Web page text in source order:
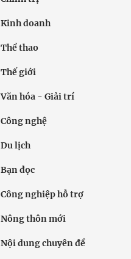
Kinh doanh
Thể thao
Thế giới
Văn hóa - Giải trí
Công nghệ
Du lịch
Bạn đọc
Công nghiệp hỗ trợ
Nông thôn mới
Nội dung chuyên đề